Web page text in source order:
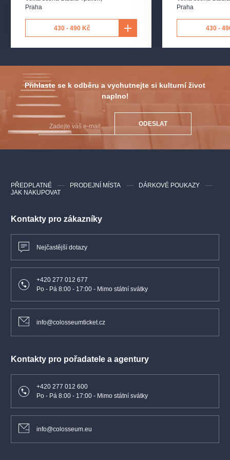
Praha
430 - 490 Kč
Praha
430 -
Přihlaste se k odběru a vychutnejte si kulturní život
naplno!
ODESLAT
Kontakty pro zákazníky
Nejčastější dotazy
+420 277 012 677
Po - Pá 8:00 - 17:00 - Mimo státní svátky
info@colosseumticket.cz
Kontakty pro pořadatele a agentury
+420 277 012 600
Po - Pá 8:00 - 17:00 - Mimo státní svátky
info@colosseum.eu
PŘEDPLATNÉ PRODEJNÍ MÍSTA
DÁRKOVÉ POUKAZY
JAK NAKUPOVAT